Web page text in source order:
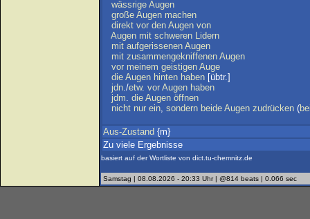
wässrige Augen
große Augen machen
direkt vor den Augen von
Augen mit schweren Lidern
mit aufgerissenen Augen
mit zusammengekniffenen Augen
vor meinem geistigen Auge
die Augen hinten haben [übtr.]
jdn./etw. vor Augen haben
jdm. die Augen öffnen
nicht nur ein, sondern beide Augen zudrücken (
Aus-Zustand {m}
Zu viele Ergebnisse
basiert auf der Wortliste von dict.tu-chemnitz.de
Samstag | 08.08.2026 - 20:33 Uhr | @814 beats | 0.066 sec